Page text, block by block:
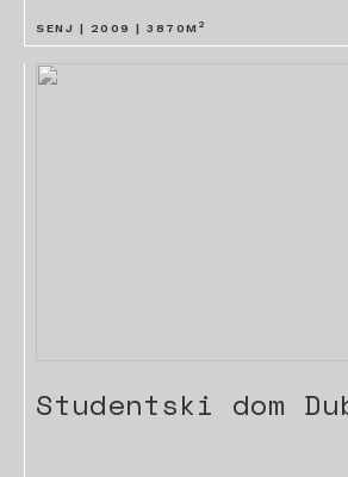
SENJ | 2009 | 3870M 2
Studentski dom